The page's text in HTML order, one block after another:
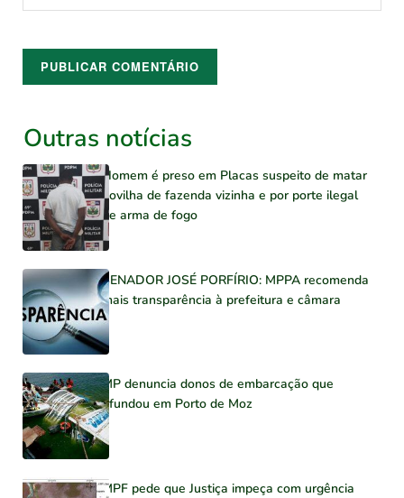
Outras notícias
Homem é preso em Placas suspeito de matar
novilha de fazenda vizinha e por porte ilegal
de arma de fogo
SENADOR JOSÉ PORFÍRIO: MPPA recomenda
mais transparência à prefeitura e câmara
MP denuncia donos de embarcação que
afundou em Porto de Moz
MPF pede que Justiça impeça com urgência